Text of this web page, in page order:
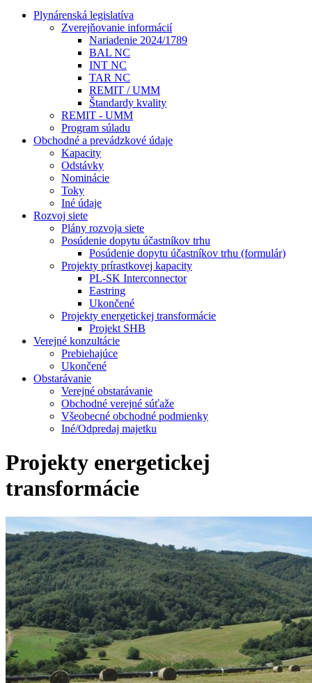
Plynárenská legislatíva
Zverejňovanie informácií
Nariadenie 2024/1789
BAL NC
INT NC
TAR NC
REMIT / UMM
Štandardy kvality
REMIT - UMM
Program súladu
Obchodné a prevádzkové údaje
Kapacity
Odstávky
Nominácie
Toky
Iné údaje
Rozvoj siete
Plány rozvoja siete
Posúdenie dopytu účastníkov trhu
Posúdenie dopytu účastníkov trhu (formulár)
Projekty prírastkovej kapacity
PL-SK Interconnector
Eastring
Ukončené
Projekty energetickej transformácie
Projekt SHB
Verejné konzultácie
Prebiehajúce
Ukončené
Obstarávanie
Verejné obstarávanie
Obchodné verejné súťaže
Všeobecné obchodné podmienky
Iné/Odpredaj majetku
Projekty energetickej
transformácie